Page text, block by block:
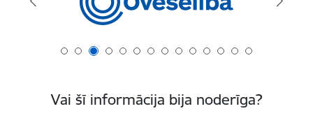
Vai šī informācija bija noderīga?